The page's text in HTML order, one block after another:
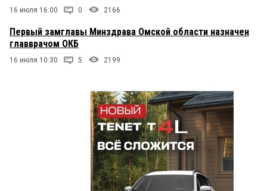
16 июля 16:00 0 2166
Первый замглавы Минздрава Омской области назначен
главврачом ОКБ
16 июля 10:30 5 2199